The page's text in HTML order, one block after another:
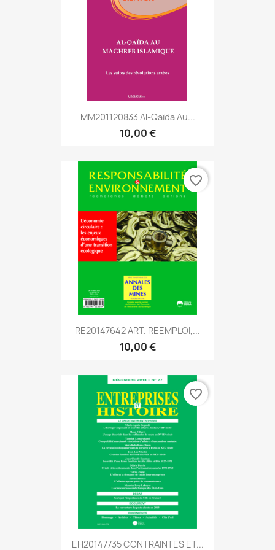
MM201120833 Al-Qaïda Au...
10,00 €
RE20147642 ART. REEMPLOI,...
10,00 €
favorite_border
EH20147735 CONTRAINTES ET...
favorite_border